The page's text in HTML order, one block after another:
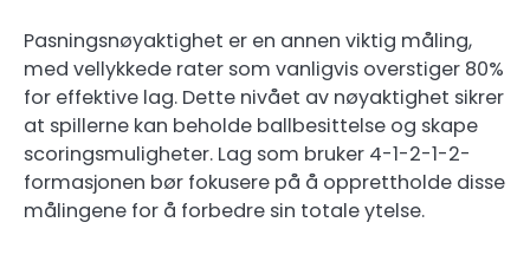
Pasningsnøyaktighet er en annen viktig måling,
med vellykkede rater som vanligvis overstiger 80%
for effektive lag. Dette nivået av nøyaktighet sikrer
at spillerne kan beholde ballbesittelse og skape
scoringsmuligheter. Lag som bruker 4-1-2-1-2-
formasjonen bør fokusere på å opprettholde disse
målingene for å forbedre sin totale ytelse.